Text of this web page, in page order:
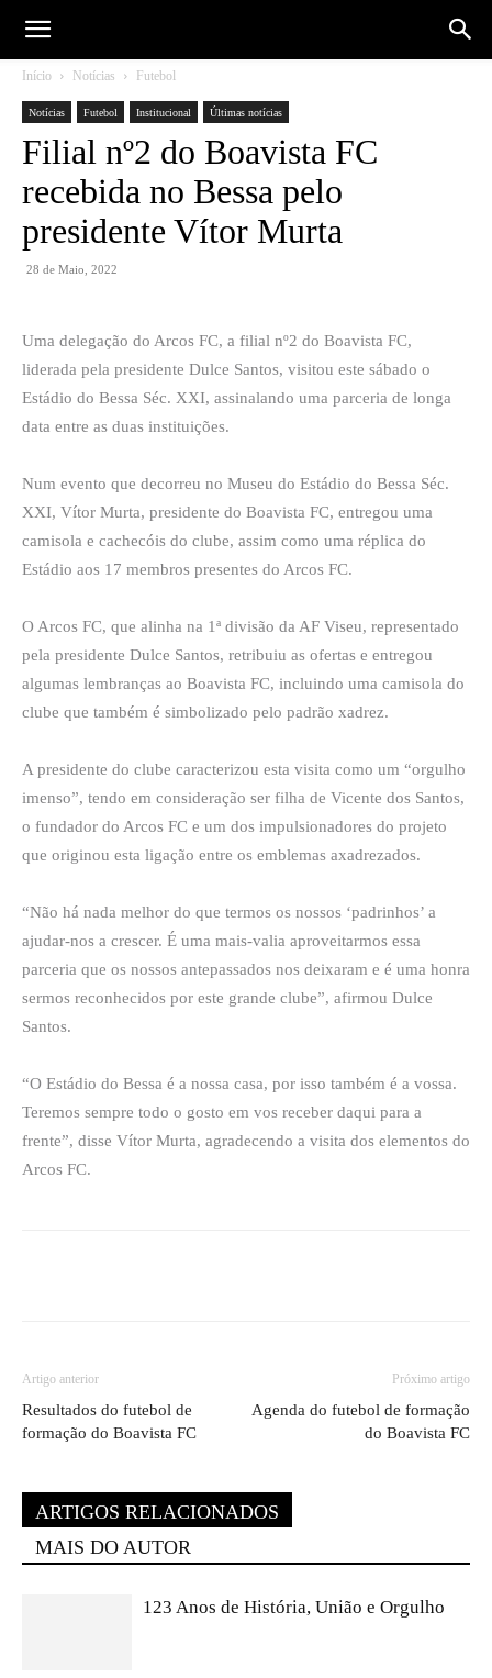
Início Notícias Futebol
Notícias Futebol Institucional Últimas notícias
Filial nº2 do Boavista FC
recebida no Bessa pelo
presidente Vítor Murta
28 de Maio, 2022
Uma delegação do Arcos FC, a filial nº2 do Boavista FC,
liderada pela presidente Dulce Santos, visitou este sábado o
Estádio do Bessa Séc. XXI, assinalando uma parceria de longa
data entre as duas instituições.
Num evento que decorreu no Museu do Estádio do Bessa Séc.
XXI, Vítor Murta, presidente do Boavista FC, entregou uma
camisola e cachecóis do clube, assim como uma réplica do
Estádio aos 17 membros presentes do Arcos FC.
O Arcos FC, que alinha na 1ª divisão da AF Viseu, representado
pela presidente Dulce Santos, retribuiu as ofertas e entregou
algumas lembranças ao Boavista FC, incluindo uma camisola do
clube que também é simbolizado pelo padrão xadrez.
A presidente do clube caracterizou esta visita como um “orgulho
imenso”, tendo em consideração ser filha de Vicente dos Santos,
o fundador do Arcos FC e um dos impulsionadores do projeto
que originou esta ligação entre os emblemas axadrezados.
“Não há nada melhor do que termos os nossos ‘padrinhos’ a
ajudar-nos a crescer. É uma mais-valia aproveitarmos essa
parceria que os nossos antepassados nos deixaram e é uma honra
sermos reconhecidos por este grande clube”, afirmou Dulce
Santos.
“O Estádio do Bessa é a nossa casa, por isso também é a vossa.
Teremos sempre todo o gosto em vos receber daqui para a
frente”, disse Vítor Murta, agradecendo a visita dos elementos do
Arcos FC.
Artigo anterior
Resultados do futebol de
formação do Boavista FC
Próximo artigo
Agenda do futebol de formação
do Boavista FC
ARTIGOS RELACIONADOS
MAIS DO AUTOR
123 Anos de História, União e Orgulho